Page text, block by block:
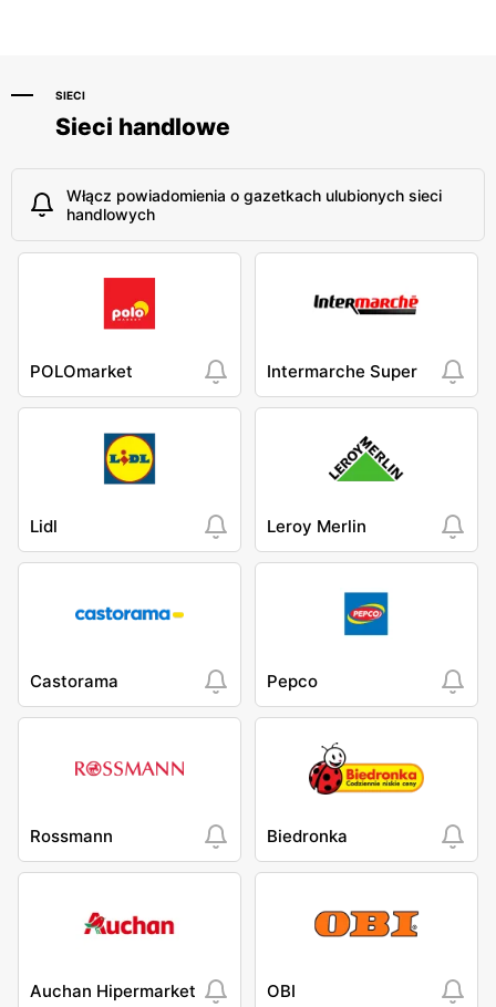
SIECI
Sieci handlowe
Włącz powiadomienia o gazetkach ulubionych sieci
handlowych
POLOmarket Intermarche Super
Lidl Leroy Merlin
Castorama Pepco
Rossmann Biedronka
Auchan Hipermarket OBI